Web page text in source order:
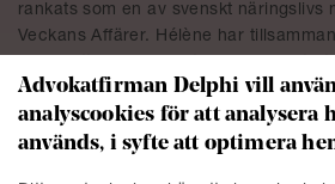
rankats som en av svenskt näringslivs
Veckans Affärer. Hélène har
ledarskapet i en föränderlig värld ”. I
sig av sina lärdomar från ett långt
internationella företag med fokus på
Advokatfirman Delphi vill
analyscookies för att analysera
används, i syfte att optimera